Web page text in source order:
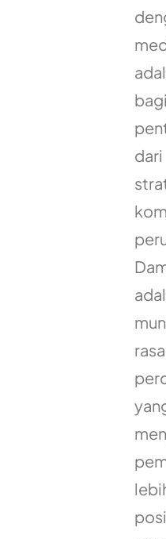
dari